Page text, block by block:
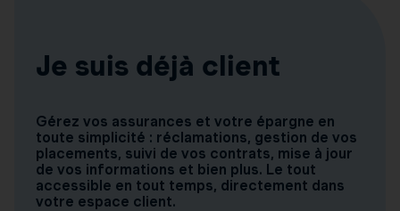
Je suis déjà client
Gérez vos assurances et votre épargne en
toute simplicité : réclamations, gestion de vos
placements, suivi de vos contrats, mise à jour
de vos informations et bien plus. Le tout
accessible en tout temps, directement dans
votre espace client.